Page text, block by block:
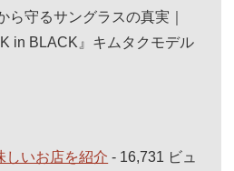
ら守るサングラスの真実｜
in BLACK』キムタクモデル
しいお店を紹介 - 16,731 ビュ